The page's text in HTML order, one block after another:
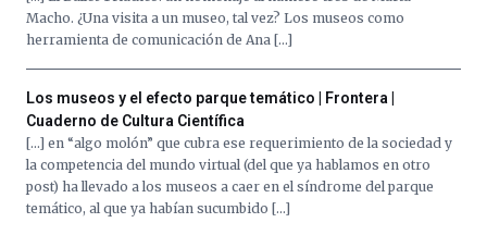
Macho. ¿Una visita a un museo, tal vez? Los museos como
herramienta de comunicación de Ana […]
Los museos y el efecto parque temático | Frontera |
Cuaderno de Cultura Científica
[…] en “algo molón” que cubra ese requerimiento de la sociedad y
la competencia del mundo virtual (del que ya hablamos en otro
post) ha llevado a los museos a caer en el síndrome del parque
temático, al que ya habían sucumbido […]